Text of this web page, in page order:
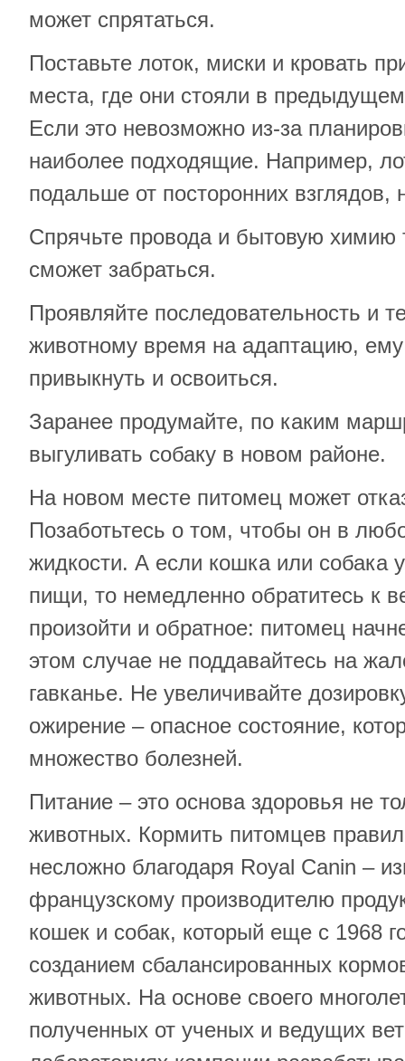
может спрятаться.
Поставьте лоток, миски и кровать
места, где они стояли в
Если это невозможно из-за
наиболее подходящие. Например,
подальше от посторонних взглядов,
Спрячьте провода и бытовую химию
сможет забраться.
Проявляйте последовательность и
животному время на адаптацию,
привыкнуть и освоиться.
Заранее продумайте, по каким
выгуливать собаку в новом районе.
На новом месте питомец может
Позаботьтесь о том, чтобы он в
жидкости. А если кошка или собака
пищи, то немедленно обратитесь к
произойти и обратное: питомец
этом случае не поддавайтесь на
гавканье. Не увеличивайте
ожирение – опасное состояние,
множество болезней.
Питание – это основа здоровья не
животных. Кормить питомцев
несложно благодаря Royal Canin –
французскому производителю
кошек и собак, который еще с 1968
созданием сбалансированных
животных. На основе своего
полученных от ученых и ведущих